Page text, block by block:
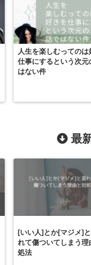
人生を楽しむってのは
仕事にするという次元
はない件
最
[いい人]とか[マジメ]
れて傷ついてしまう理
処法